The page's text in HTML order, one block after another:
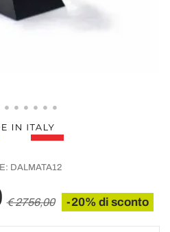
DALMATA12
€ 2756,00 -20% di sconto